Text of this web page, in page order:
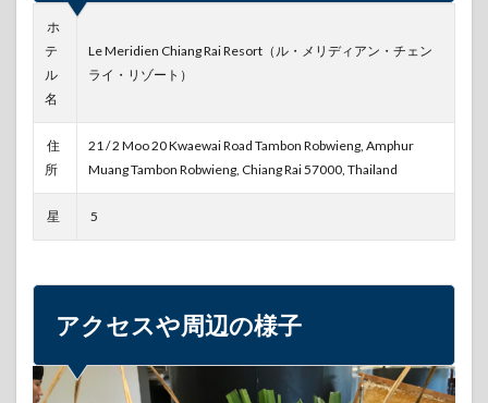
セス
や周
辺の
デラ
ック
スガ
ーデ
ュー
の部
無償
でア
ー・
チェ
ホ
テ
ル
名
Le Meridien Chiang Rai Resort（ル・メリディアン・チェン
ライ・リゾート）
住
所
21 / 2 Moo 20 Kwaewai Road Tambon Robwieng, Amphur
Muang Tambon Robwieng, Chiang Rai 57000, Thailand
星 5
アクセスや周辺の様子